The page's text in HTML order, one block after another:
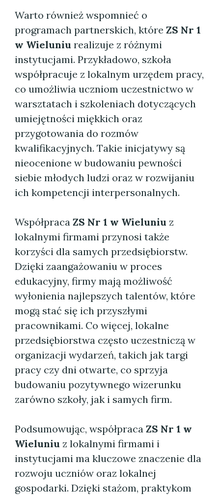
Warto również wspomnieć o
programach partnerskich, które ZS Nr 1
w Wieluniu realizuje z różnymi
instytucjami. Przykładowo, szkoła
współpracuje z lokalnym urzędem pracy,
co umożliwia uczniom uczestnictwo w
warsztatach i szkoleniach dotyczących
umiejętności miękkich oraz
przygotowania do rozmów
kwalifikacyjnych. Takie inicjatywy są
nieocenione w budowaniu pewności
siebie młodych ludzi oraz w rozwijaniu
ich kompetencji interpersonalnych.
Współpraca ZS Nr 1 w Wieluniu z
lokalnymi firmami przynosi także
korzyści dla samych przedsiębiorstw.
Dzięki zaangażowaniu w proces
edukacyjny, firmy mają możliwość
wyłonienia najlepszych talentów, które
mogą stać się ich przyszłymi
pracownikami. Co więcej, lokalne
przedsiębiorstwa często uczestniczą w
organizacji wydarzeń, takich jak targi
pracy czy dni otwarte, co sprzyja
budowaniu pozytywnego wizerunku
zarówno szkoły, jak i samych firm.
Podsumowując, współpraca ZS Nr 1 w
Wieluniu z lokalnymi firmami i
instytucjami ma kluczowe znaczenie dla
rozwoju uczniów oraz lokalnej
gospodarki. Dzięki stażom, praktykom